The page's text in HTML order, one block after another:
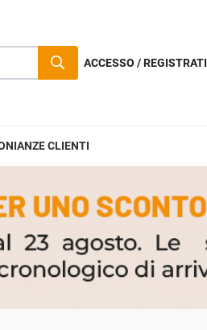
ACCESSO / REGISTRATI
CLIENTI